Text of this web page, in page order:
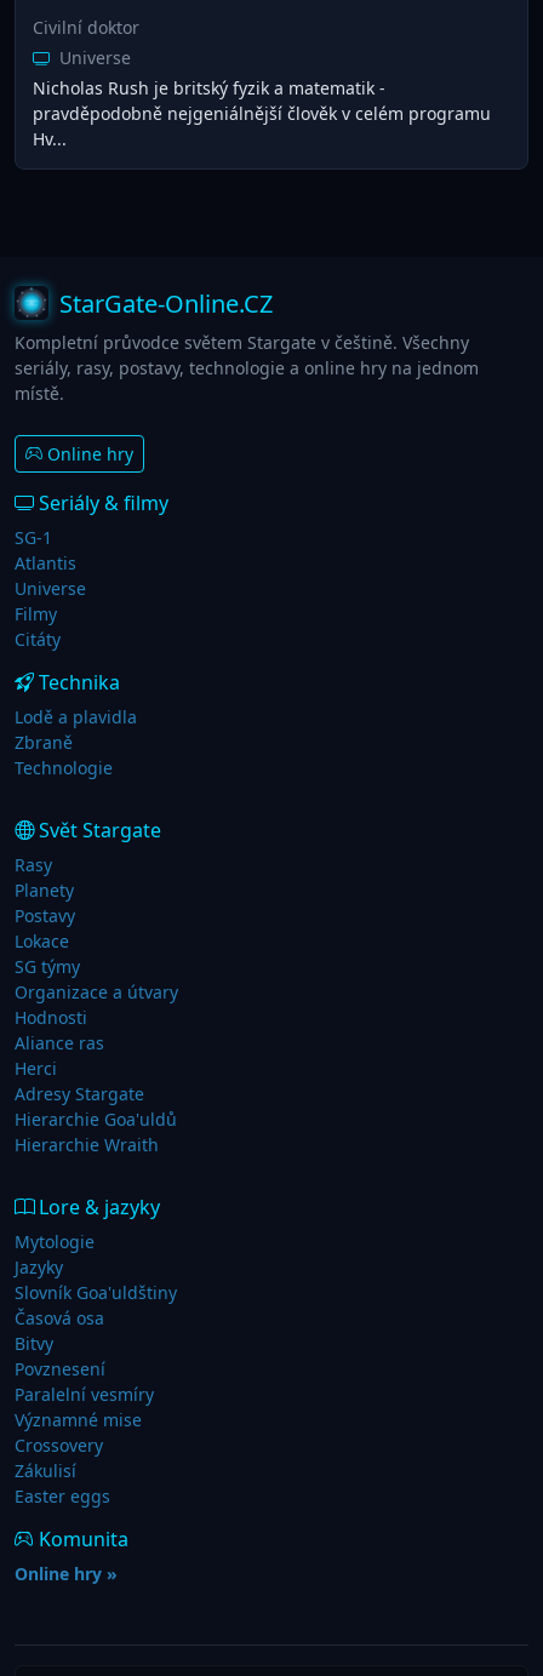
Civilní doktor
Universe
Nicholas Rush je britský fyzik a matematik -
pravděpodobně nejgeniálnější člověk v celém programu
Hv...
StarGate-Online.CZ
Kompletní průvodce světem Stargate v češtině. Všechny
seriály, rasy, postavy, technologie a online hry na jednom
místě.
Online hry
Seriály & filmy
SG-1
Atlantis
Universe
Filmy
Citáty
Technika
Lodě a plavidla
Zbraně
Technologie
Svět Stargate
Rasy
Planety
Postavy
Lokace
SG týmy
Organizace a útvary
Hodnosti
Aliance ras
Herci
Adresy Stargate
Hierarchie Goa'uldů
Hierarchie Wraith
Lore & jazyky
Mytologie
Jazyky
Slovník Goa'uldštiny
Časová osa
Bitvy
Povznesení
Paralelní vesmíry
Významné mise
Crossovery
Zákulisí
Easter eggs
Komunita
Online hry »